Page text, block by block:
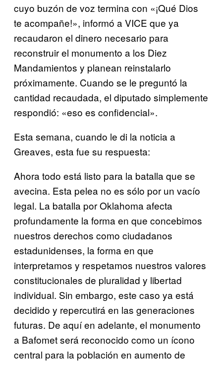
cuyo buzón de voz termina con «¡Qué Dios
te acompañe!», informó a VICE que ya
recaudaron el dinero necesario para
reconstruir el monumento a los Diez
Mandamientos y planean reinstalarlo
próximamente. Cuando se le preguntó la
cantidad recaudada, el diputado simplemente
respondió: «eso es confidencial».
Esta semana, cuando le di la noticia a
Greaves, esta fue su respuesta:
Ahora todo está listo para la batalla que se
avecina. Esta pelea no es sólo por un vacío
legal. La batalla por Oklahoma afecta
profundamente la forma en que concebimos
nuestros derechos como ciudadanos
estadunidenses, la forma en que
interpretamos y respetamos nuestros valores
constitucionales de pluralidad y libertad
individual. Sin embargo, este caso ya está
decidido y repercutirá en las generaciones
futuras. De aquí en adelante, el monumento
a Bafomet será reconocido como un ícono
central para la población en aumento de